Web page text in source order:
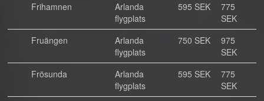
Frihamnen
Arlanda
flygplats
595 SEK
775
SEK
Fruängen
Arlanda
flygplats
750 SEK
975
SEK
Frösunda
Arlanda
flygplats
595 SEK
775
SEK